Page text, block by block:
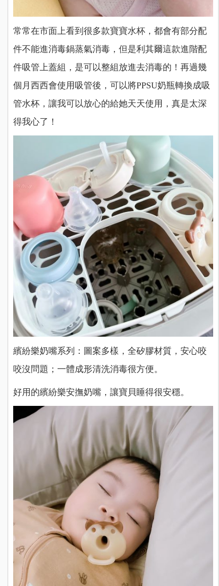
常常在市面上看到很多款寶寶水杯，都會有部分配
件不能進消毒鍋蒸氣消毒，但是利其爾這款進階配
件吸管上蓋組，是可以整組放進去消毒的！再過幾
個月西西會使用吸管後，可以將PPSU奶瓶轉換成吸
管水杯，讓我可以放心的給她天天使用，真是太深
得我心了！
繽紛樂奶嘴系列：圖案多樣，全矽膠材質，安心咬
咬沒問題；一體成形清洗消毒很方便。
好用的繽紛樂安撫奶嘴，讓寶貝睡得很安穩。